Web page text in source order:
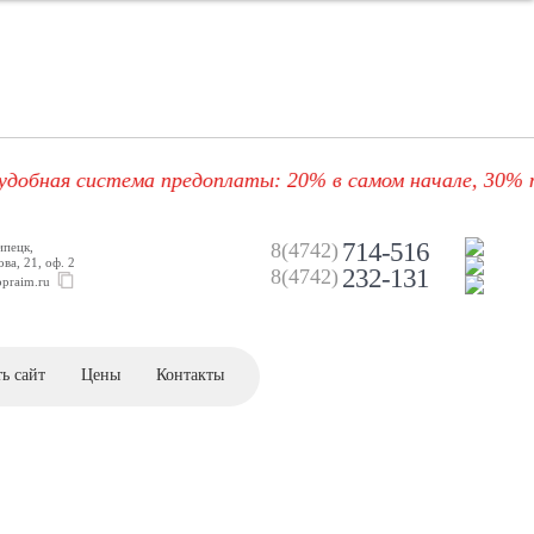
система предоплаты: 20% в самом начале, 30%
21, оф. 2
8(4742) 714-516
8(4742) 232-131
сайт Цены Контакты